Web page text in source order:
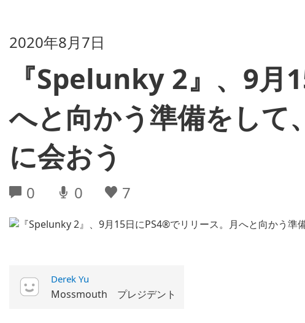
2020年8月7日
『Spelunky 2』、9月
へと向かう準備をして
に会おう
0 0 7
Derek Yu
Mossmouth プレジデント